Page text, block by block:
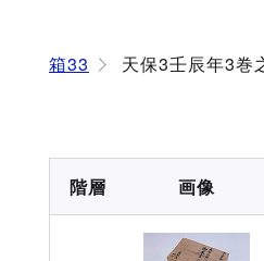
箱33 天保3壬辰年3巻
階層 画像